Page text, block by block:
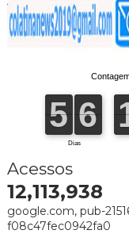
Acessos
12,113,938
google.com, pub-
f08c47fec0942fa0